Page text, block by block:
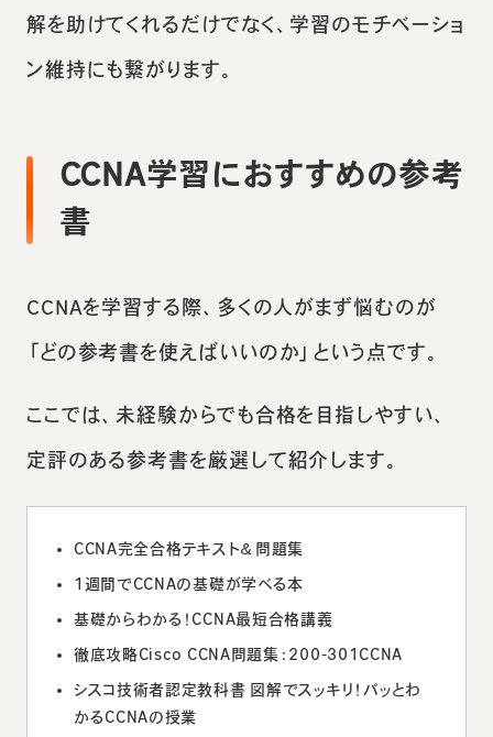
解を助けてくれるだけでなく、学習のモチベーショ
ン維持にも繋がります。
CCNA学習におすすめの参考
書
CCNAを学習する際、多くの人がまず悩むのが
「どの参考書を使えばいいのか」という点です。
ここでは、未経験からでも合格を目指しやすい、
定評のある参考書を厳選して紹介します。
CCNA完全合格テキスト＆問題集
1週間でCCNAの基礎が学べる本
基礎からわかる！CCNA最短合格講義
徹底攻略Cisco CCNA問題集：200-301CCNA
シスコ技術者認定教科書 図解でスッキリ！パッとわ
かるCCNAの授業